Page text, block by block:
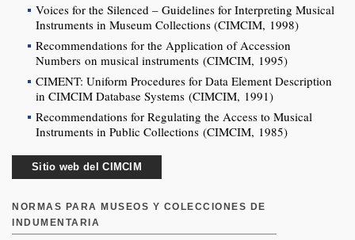
Voices for the Silenced – Guidelines for Interpreting Musical
Instruments in Museum Collections (CIMCIM, 1998)
Recommendations for the Application of Accession
Numbers on musical instruments (CIMCIM, 1995)
CIMENT: Uniform Procedures for Data Element Description
in CIMCIM Database Systems (CIMCIM, 1991)
Recommendations for Regulating the Access to Musical
Instruments in Public Collections (CIMCIM, 1985)
Sitio web del CIMCIM
NORMAS PARA MUSEOS Y COLECCIONES DE
INDUMENTARIA